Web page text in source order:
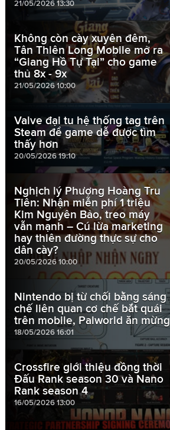
21/05/2026 13:30
Không còn cày xuyên đêm,
Tân Thiên Long Mobile mở ra
“Giang Hồ Tự Tại” cho game
thủ 8x - 9x
21/05/2026 10:00
Valve đại tu hệ thống tag trên
Steam để game dễ được tìm
thấy hơn
20/05/2026 19:10
Nghịch lý Phượng Hoàng Tru
Tiên: Nhận miễn phí 1 triệu
Kim Nguyên Bảo, treo máy
vẫn mạnh – Cú lừa marketing
hay thiên đường thực sự cho
dân cày?
20/05/2026 10:00
Nintendo bị từ chối bằng sáng
chế liên quan cơ chế bắt quái
trên mobile, Palworld ăn mừng
18/05/2026 16:01
Crossfire giới thiệu đồng thời
Đấu Rank season 30 và Nano
Rank season 4
16/05/2026 13:00